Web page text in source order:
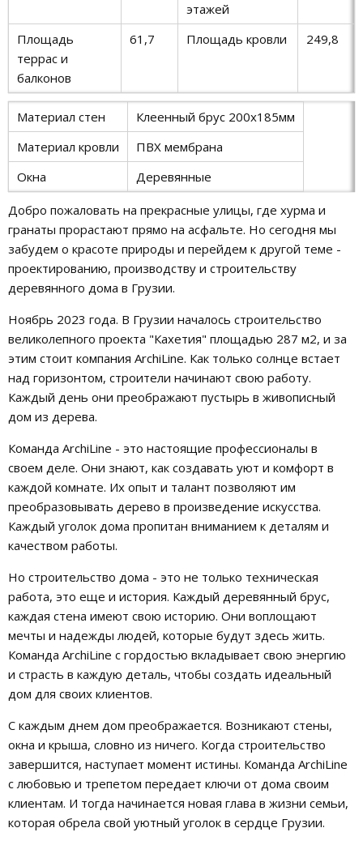
этажей
Площадь
террас и
балконов
61,7 Площадь кровли 249,8
Материал стен
Клеенный брус 200х185мм
Материал кровли
ПВХ мембрана
Окна
Деревянные
Добро пожаловать на прекрасные улицы, где хурма и
гранаты прорастают прямо на асфальте. Но сегодня мы
забудем о красоте природы и перейдем к другой теме -
проектированию, производству и строительству
деревянного дома в Грузии.
Ноябрь 2023 года. В Грузии началось строительство
великолепного проекта "Кахетия" площадью 287 м2, и за
этим стоит компания ArchiLine. Как только солнце встает
над горизонтом, строители начинают свою работу.
Каждый день они преображают пустырь в живописный
дом из дерева.
Команда ArchiLine - это настоящие профессионалы в
своем деле. Они знают, как создавать уют и комфорт в
каждой комнате. Их опыт и талант позволяют им
преобразовывать дерево в произведение искусства.
Каждый уголок дома пропитан вниманием к деталям и
качеством работы.
Но строительство дома - это не только техническая
работа, это еще и история. Каждый деревянный брус,
каждая стена имеют свою историю. Они воплощают
мечты и надежды людей, которые будут здесь жить.
Команда ArchiLine с гордостью вкладывает свою энергию
и страсть в каждую деталь, чтобы создать идеальный
дом для своих клиентов.
С каждым днем дом преображается. Возникают стены,
окна и крыша, словно из ничего. Когда строительство
завершится, наступает момент истины. Команда ArchiLine
с любовью и трепетом передает ключи от дома своим
клиентам. И тогда начинается новая глава в жизни семьи,
которая обрела свой уютный уголок в сердце Грузии.